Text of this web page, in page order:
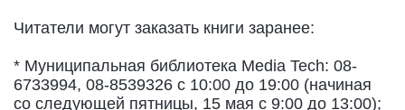
Читатели могут заказать книги заранее:
* Муниципальная библиотека Media Tech: 08-
6733994, 08-8539326 с 10:00 до 19:00 (начиная
со следующей пятницы, 15 мая с 9:00 до 13:00);